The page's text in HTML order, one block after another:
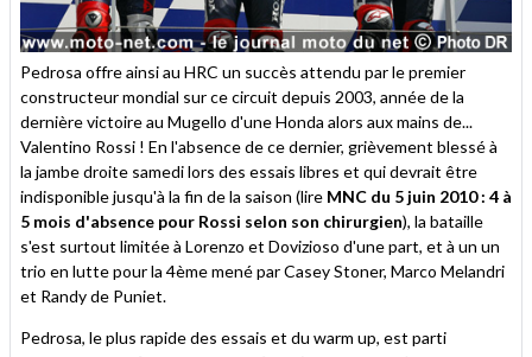
Pedrosa offre ainsi au HRC un succès attendu par le premier
constructeur mondial sur ce circuit depuis 2003, année de la
dernière victoire au Mugello d'une Honda alors aux mains de...
Valentino Rossi ! En l'absence de ce dernier, grièvement blessé à
la jambe droite samedi lors des essais libres et qui devrait être
indisponible jusqu'à la fin de la saison (lire MNC du 5 juin 2010 : 4 à
5 mois d'absence pour Rossi selon son chirurgien), la bataille
s'est surtout limitée à Lorenzo et Dovizioso d'une part, et à un un
trio en lutte pour la 4ème mené par Casey Stoner, Marco Melandri
et Randy de Puniet.
Pedrosa, le plus rapide des essais et du warm up, est parti